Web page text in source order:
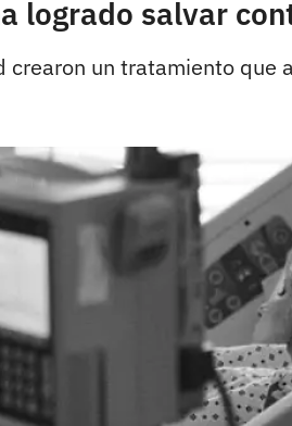
logrado salvar
un tratamiento que